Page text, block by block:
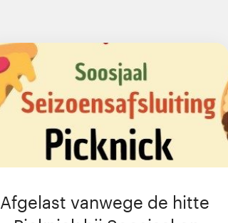
Afgelast vanwege de hitte